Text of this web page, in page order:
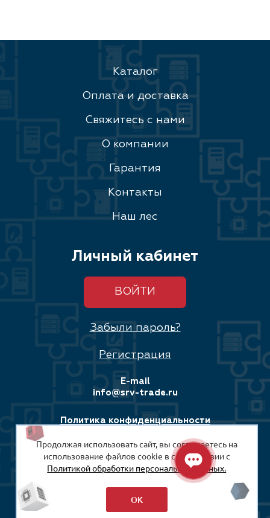
Каталог
Оплата и доставка
Свяжитесь с нами
О компании
Гарантия
Контакты
Наш лес
Личный кабинет
ВОЙТИ
Забыли пароль?
Регистрация
E-mail
info@srv-trade.ru
Политика конфиденциальности
Соглашение на обработку персональных данных
© 2008-2026
ООО «СРВ-Трейд»
Продолжая использовать сайт, вы соглашаетесь на
использование файлов cookie в соответствии с
Политикой обработки персональных данных.
ОК